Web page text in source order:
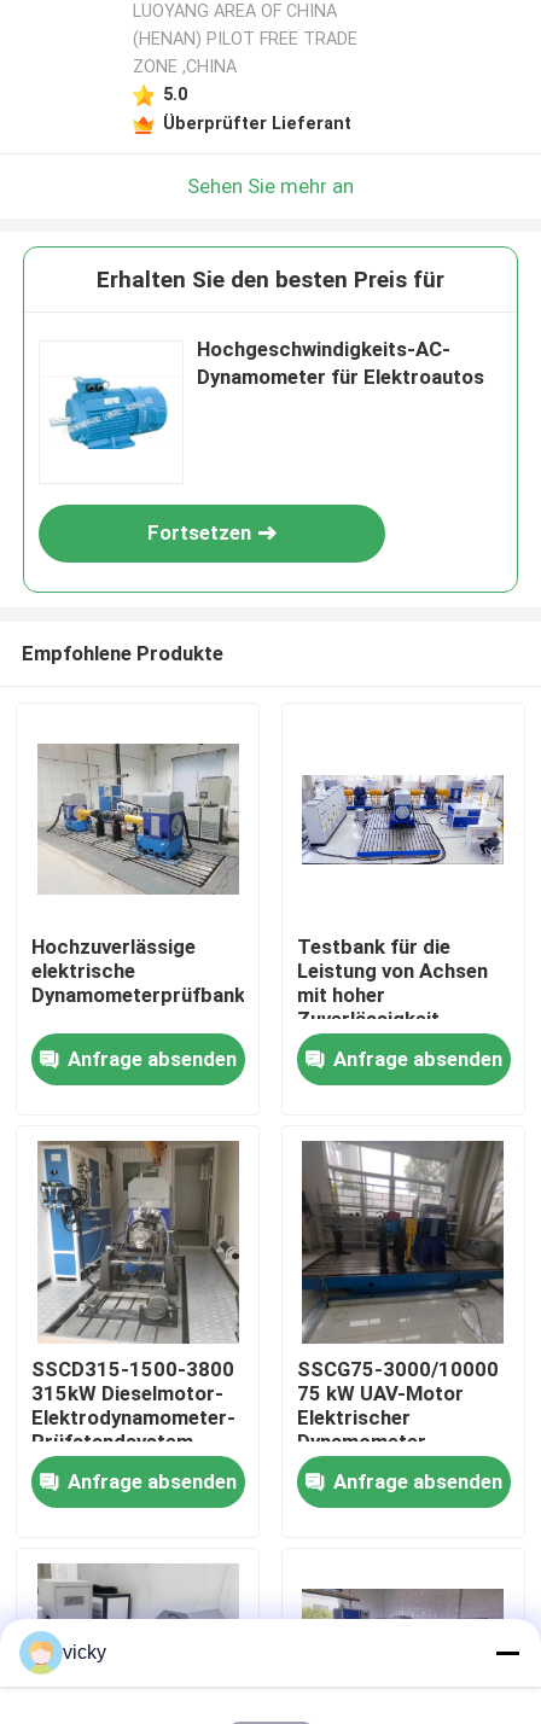
Über uns
Werksbesichtigung
Qualitätskontrolle
Kontakt mit uns
Neuigkeiten
Fälle
Drehmoment-Dynamometer
LUOYANG AREA OF CHINA
(HENAN) PILOT FREE TRADE
ZONE ,CHINA
5.0
Überprüfter Lieferant
Sehen Sie mehr an
Erhalten Sie den besten Preis für
Hochgeschwindigkeits-AC-
Dynamometer für Elektroautos
Fortsetzen
Empfohlene Produkte
Hochzuverlässige
elektrische
Dynamometerprüfbank
Anfrage absenden
Testbank für die
Leistung von Achsen
mit hoher
Zuverlässigkeit
Anfrage absenden
SSCD315-1500-3800
315kW Dieselmotor-
Elektrodynamometer-
Prüfstandsystem
Anfrage absenden
SSCG75-3000/10000
75 kW UAV-Motor
Elektrischer
Dynamometer-
Prüfstand
Anfrage absenden
vicky